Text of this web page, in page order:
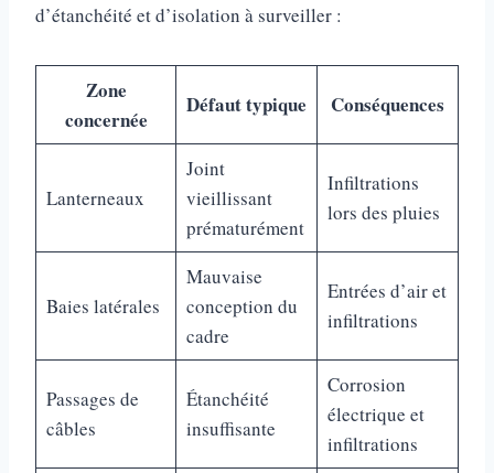
d’étanchéité et d’isolation à surveiller :
Zone
concernée
Défaut typique Conséquences
Lanterneaux
Joint
vieillissant
prématurément
Infiltrations
lors des pluies
Baies latérales
Mauvaise
conception du
cadre
Entrées d’air et
infiltrations
Passages de
câbles
Étanchéité
insuffisante
Corrosion
électrique et
infiltrations